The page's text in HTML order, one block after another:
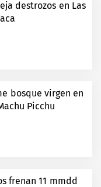
destrozos en Las
bosque virgen en
Picchu
frenan 11 mmdd